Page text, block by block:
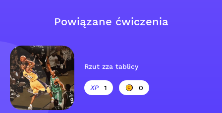
Powiązane ćwiczenia
Rzut zza tablicy
1 0